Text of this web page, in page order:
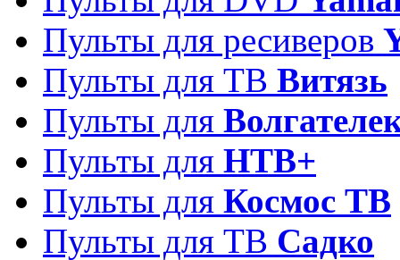
Пульты для ресиверов
Пульты для ТВ Витязь
Пульты для
Пульты для НТВ+
Пульты для Космос ТВ
Пульты для ТВ Садко